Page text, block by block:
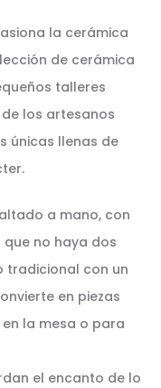
la cerámica
de cerámica
talleres
los artesanos
únicas llenas de
a mano, con
no haya dos
tradicional con un
en piezas
la mesa o para
el encanto de lo